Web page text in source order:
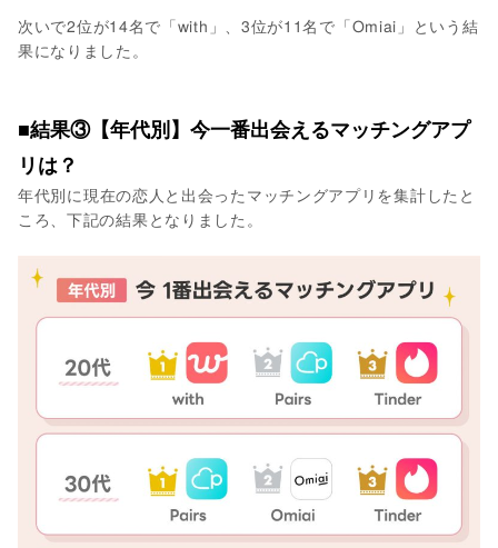
次いで2位が14名で「with」、3位が11名で「Omiai」という結
果になりました。
■結果③【年代別】今一番出会えるマッチングアプ
リは？
年代別に現在の恋人と出会ったマッチングアプリを集計したと
ころ、下記の結果となりました。